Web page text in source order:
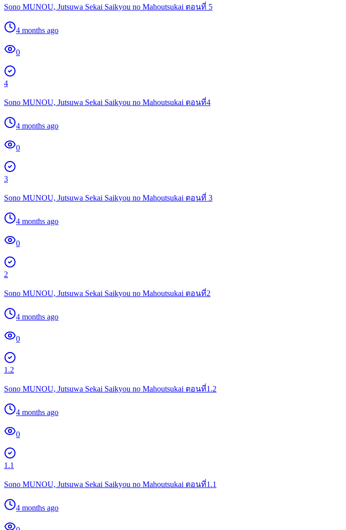
Sono MUNOU, Jutsuwa Sekai Saikyou no Mahoutsukai ตอนที่ 5
4 months ago
0
4
Sono MUNOU, Jutsuwa Sekai Saikyou no Mahoutsukai ตอนที่4
4 months ago
0
3
Sono MUNOU, Jutsuwa Sekai Saikyou no Mahoutsukai ตอนที่ 3
4 months ago
0
2
Sono MUNOU, Jutsuwa Sekai Saikyou no Mahoutsukai ตอนที่2
4 months ago
0
1.2
Sono MUNOU, Jutsuwa Sekai Saikyou no Mahoutsukai ตอนที่1.2
4 months ago
0
1.1
Sono MUNOU, Jutsuwa Sekai Saikyou no Mahoutsukai ตอนที่1.1
4 months ago